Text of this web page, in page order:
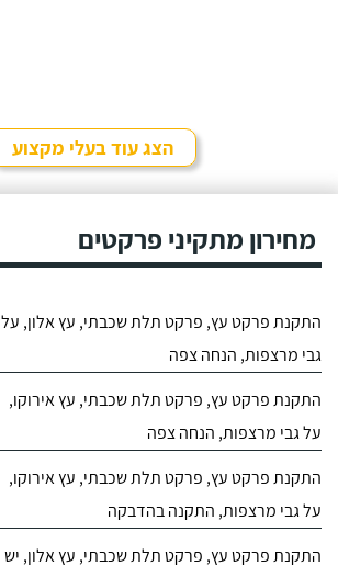
הצג עוד בעלי מקצוע
מחירון מתקיני פרקטים
התקנת פרקט עץ, פרקט תלת שכבתי, עץ אלון, על
גבי מרצפות, הנחה צפה
התקנת פרקט עץ, פרקט תלת שכבתי, עץ אירוקו,
על גבי מרצפות, הנחה צפה
התקנת פרקט עץ, פרקט תלת שכבתי, עץ אירוקו,
על גבי מרצפות, התקנה בהדבקה
התקנת פרקט עץ, פרקט תלת שכבתי, עץ אלון, יש